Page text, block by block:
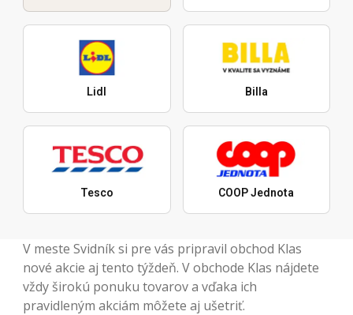
Lidl Billa
Tesco COOP Jednota
V meste Svidník si pre vás pripravil obchod Klas
nové akcie aj tento týždeň. V obchode Klas nájdete
vždy širokú ponuku tovarov a vďaka ich
pravidleným akciám môžete aj ušetriť.